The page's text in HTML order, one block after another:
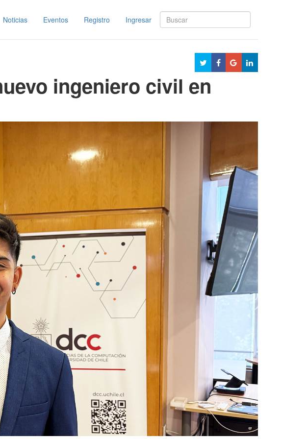
Noticias Eventos Registro Ingresar
ingeniero civil en